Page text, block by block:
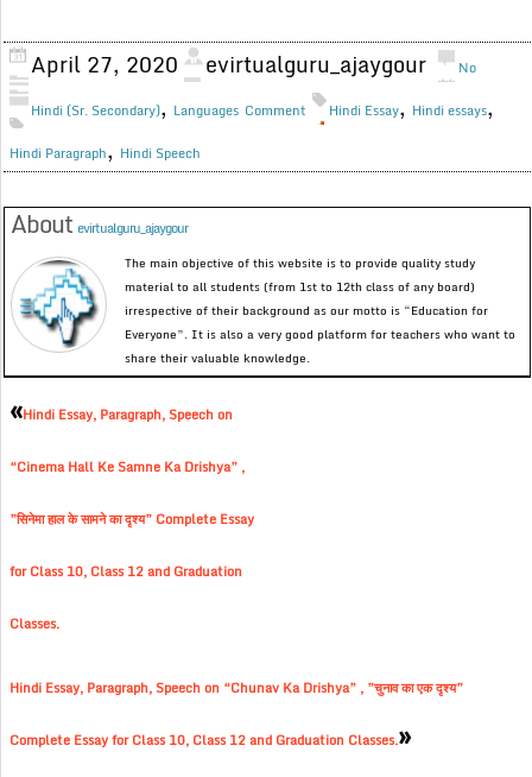
April 27, 2020 evirtualguru_ajaygour
Hindi (Sr. Secondary), Languages
No
Comment
Hindi Essay, Hindi essays,
Hindi Paragraph, Hindi Speech
Aboutevirtualguru_ajaygour
The main objective of this website is to provide quality study
material to all students (from 1st to 12th class of any board)
irrespective of their background as our motto is “Education for
Everyone”. It is also a very good platform for teachers who want to
share their valuable knowledge.
«Hindi Essay, Paragraph, Speech on
“Cinema Hall Ke Samne Ka Drishya” ,
”सिनेमा हाल के सामने का दृश्य” Complete Essay
for Class 10, Class 12 and Graduation
Classes.
Hindi Essay, Paragraph, Speech on “Chunav Ka Drishya” , ”चुनाव का एक दृश्य”
Complete Essay for Class 10, Class 12 and Graduation Classes.»